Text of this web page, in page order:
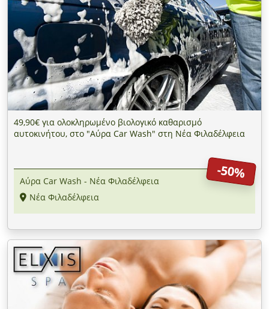
49,90€ για ολοκληρωμένο βιολογικό καθαρισμό
αυτοκινήτου, στο "Αύρα Car Wash" στη Νέα Φιλαδέλφεια
-50%
Αύρα Car Wash - Νέα Φιλαδέλφεια
Νέα Φιλαδέλφεια